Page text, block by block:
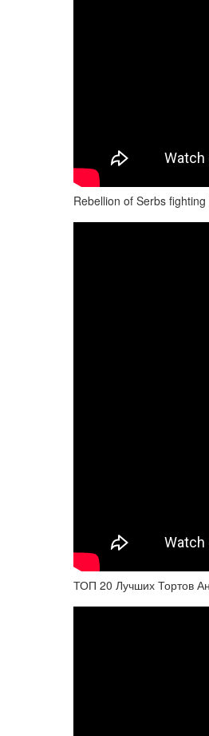
Rebellion of Serbs
ТОП 20 Лучших Тортов